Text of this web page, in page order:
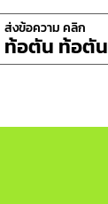
ส่งข้อความ คลิก
ท้อตัน ท้อตัน